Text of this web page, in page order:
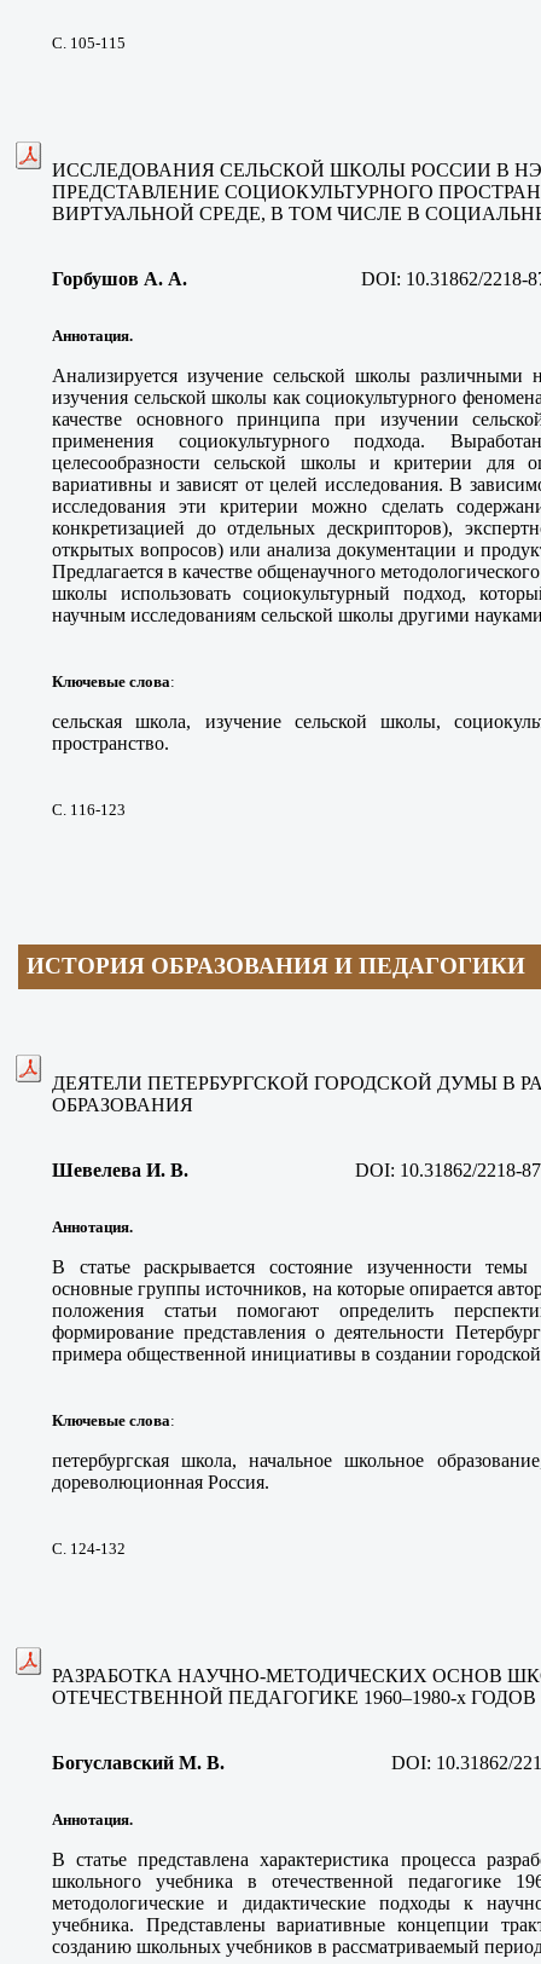
С. 105-115
ИССЛЕДОВАНИЯ СЕЛЬСКОЙ ШКОЛЫ РОССИИ В НЭБ
ПРЕДСТАВЛЕНИЕ СОЦИОКУЛЬТУРНОГО
ВИРТУАЛЬНОЙ СРЕДЕ, В ТОМ ЧИСЛЕ В
Горбушов А. А. DOI: 10.31862/2218-
Аннотация.
Анализируется изучение сельской школы различными
изучения сельской школы как социокультурного
качестве основного принципа при изучении
применения социокультурного подхода.
целесообразности сельской школы и критерии для
вариативны и зависят от целей исследования. В
исследования эти критерии можно сделать
конкретизацией до отдельных дескрипторов),
открытых вопросов) или анализа документации и
Предлагается в качестве общенаучного
школы использовать социокультурный подход,
научным исследованиям сельской школы другими
Ключевые слова:
сельская школа, изучение сельской школы,
пространство.
С. 116-123
ИСТОРИЯ ОБРАЗОВАНИЯ И ПЕДАГОГИКИ
ДЕЯТЕЛИ ПЕТЕРБУРГСКОЙ ГОРОДСКОЙ ДУМЫ В
ОБРАЗОВАНИЯ
Шевелева И. В. DOI: 10.31862/2218-
Аннотация.
В статье раскрывается состояние изученности
основные группы источников, на которые опирается
положения статьи помогают определить
формирование представления о деятельности
примера общественной инициативы в создании
Ключевые слова:
петербургская школа, начальное школьное
дореволюционная Россия.
С. 124-132
РАЗРАБОТКА НАУЧНО-МЕТОДИЧЕСКИХ ОСНОВ
ОТЕЧЕСТВЕННОЙ ПЕДАГОГИКЕ 1960–1980-х ГОДОВ
Богуславский М. В. DOI: 10.31862/
Аннотация.
В статье представлена характеристика процесса
школьного учебника в отечественной педагогике
методологические и дидактические подходы к
учебника. Представлены вариативные концепции
созданию школьных учебников в рассматриваемый